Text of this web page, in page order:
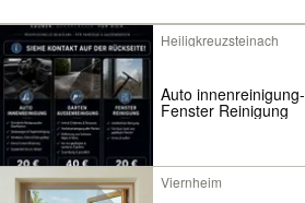
Heiligkreuzsteinach
Auto
Fenster Reinigung
Viernheim